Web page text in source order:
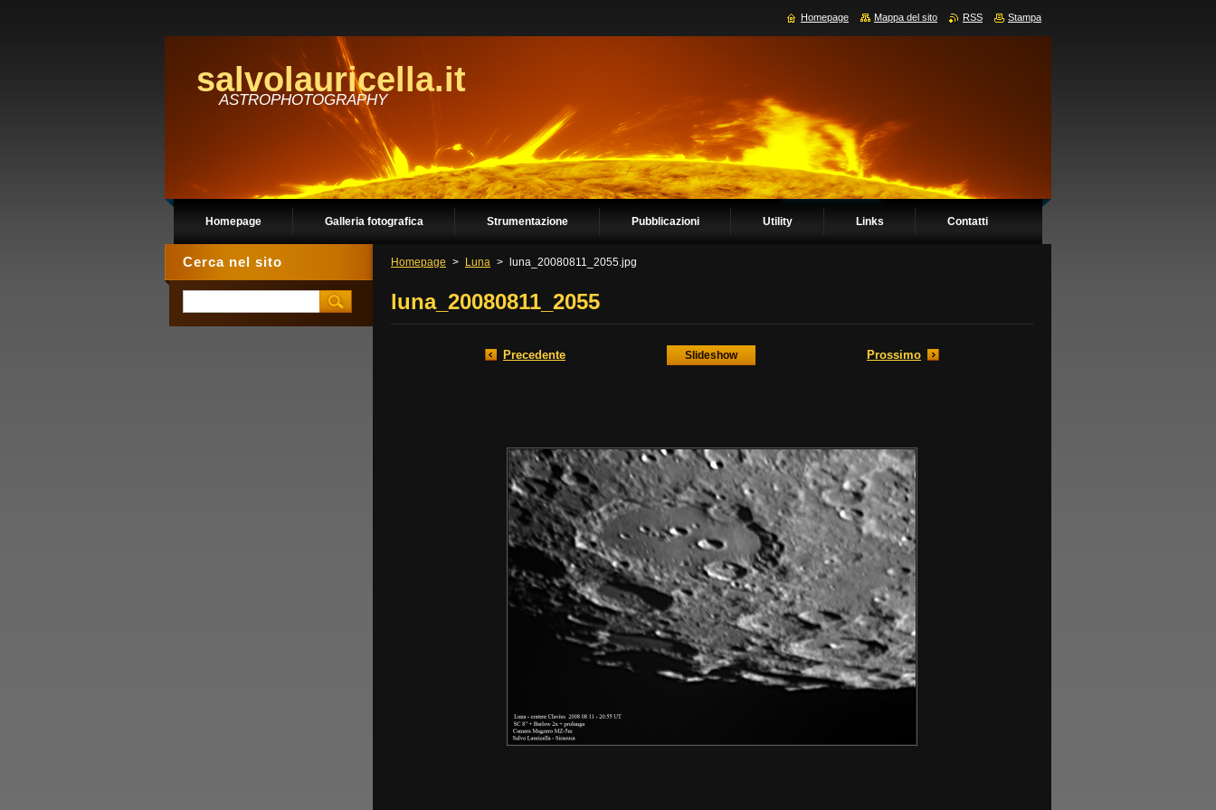
salvolauricella.it
ASTROPHOTOGRAPHY
Homepage Galleria fotografica Strumentazione Pubblicazioni Utility Links Contatti
Homepage > Luna > luna_20080811_2055.jpg
luna_20080811_2055
Precedente Slideshow Prossimo
Cerca nel sito
Homepage Mappa del sito RSS Stampa